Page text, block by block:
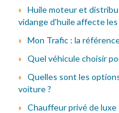
Huile moteur et
vidange d'huile affecte
Mon Trafic : la
Quel véhicule choisir
Quelles sont les
voiture ?
Chauffeur privé de